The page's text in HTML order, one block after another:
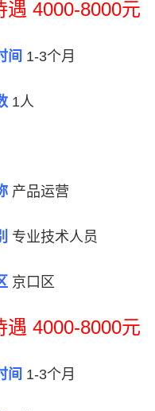
遇 4000-8000元
间 1-3个月
1人
产品运营
专业技术人员
京口区
遇 4000-8000元
间 1-3个月